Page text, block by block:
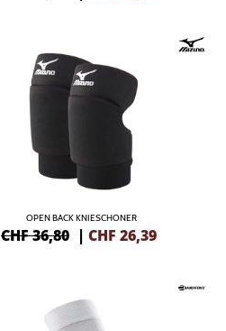
OPEN BACK KNIESCHONER
CHF 36,80 | CHF 26,39